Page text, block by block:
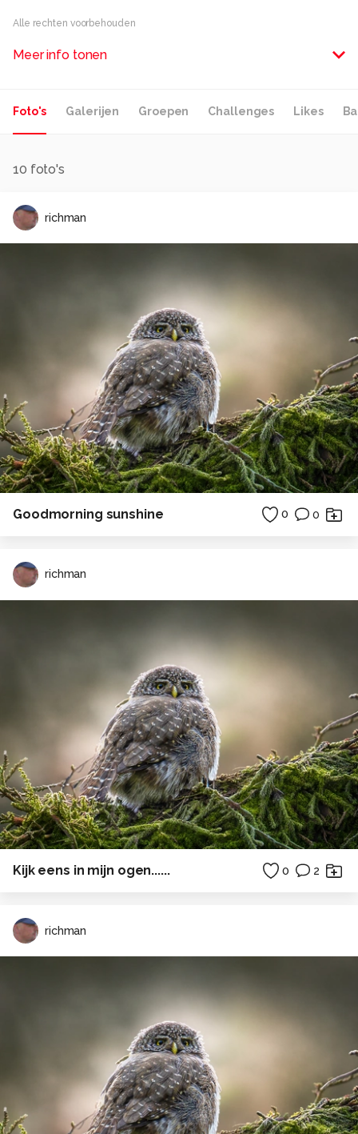
Alle rechten voorbehouden
Meer info tonen
Foto's Galerijen Groepen Challenges Likes
10 foto's
richman
Goodmorning sunshine 0 0
richman
Kijk eens in mijn ogen...... 0 2
richman